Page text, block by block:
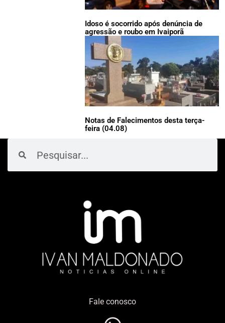
Idoso é socorrido após denúncia de
agressão e roubo em Ivaiporã
Notas de Falecimentos desta terça-
feira (04.08)
Fale conosco